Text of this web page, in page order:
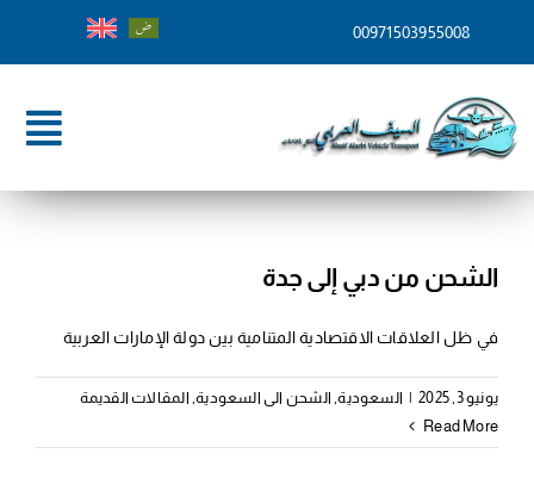
00971503955008
الرئيسية
وجهات الشحن
الشحن من دبي إلى جدة
في ظل العلاقات الاقتصادية المتنامية بين دولة الإمارات العربية
يونيو 3, 2025 | السعودية, الشحن الى السعودية, المقالات القديمة
Read More